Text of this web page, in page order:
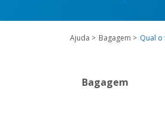
Ajuda Bagagem Qual
Bagagem